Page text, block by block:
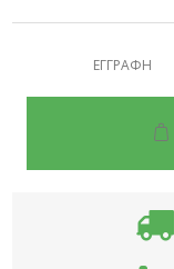
ΕΓΓΡΑΦΗ